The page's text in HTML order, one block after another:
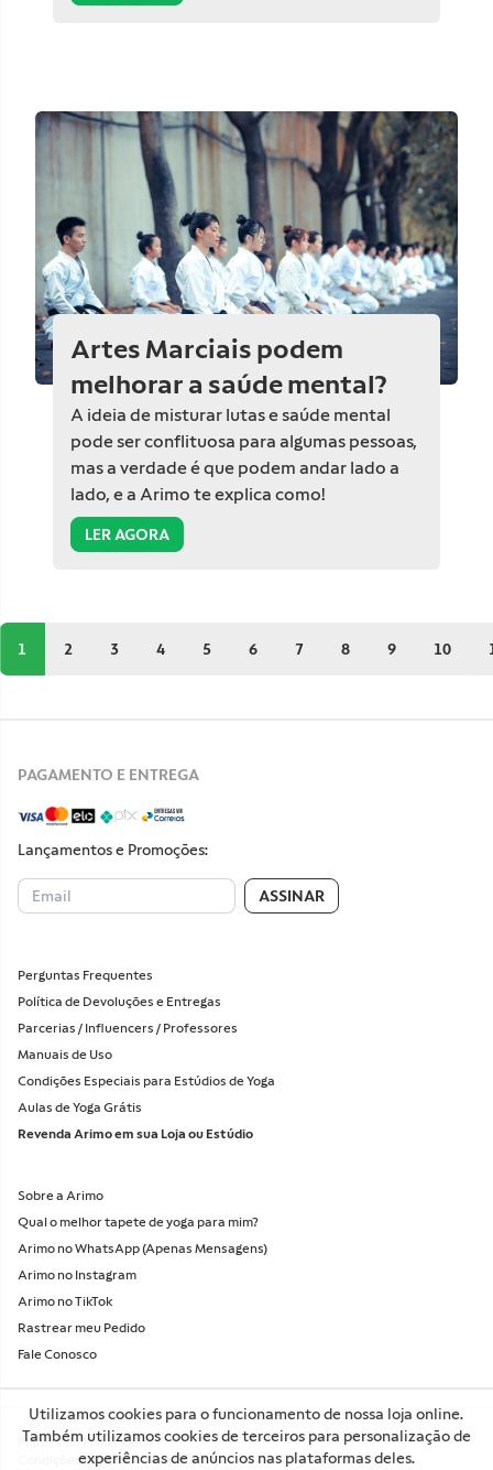
1. Onde é para entregar?
CEP BUSCAR
Artes Marciais podem
melhorar a saúde mental?
A ideia de misturar lutas e saúde mental
pode ser conflituosa para algumas pessoas,
mas a verdade é que podem andar lado a
lado, e a Arimo te explica como!
LER AGORA
1 2 3 4 5 6 7 8 9 10
PAGAMENTO E ENTREGA
Lançamentos e Promoções:
ASSINAR
Perguntas Frequentes
Política de Devoluções e Entregas
Parcerias / Influencers / Professores
Manuais de Uso
Condições Especiais para Estúdios de Yoga
Aulas de Yoga Grátis
Revenda Arimo em sua Loja ou Estúdio
Sobre a Arimo
Qual o melhor tapete de yoga para mim?
Arimo no WhatsApp (Apenas Mensagens)
Arimo no Instagram
Arimo no TikTok
Rastrear meu Pedido
Fale Conosco
Condições de Uso
Política de Privacidade
Utilizamos cookies para o funcionamento de nossa loja online.
Também utilizamos cookies de terceiros para personalização de
experiências de anúncios nas plataformas deles.